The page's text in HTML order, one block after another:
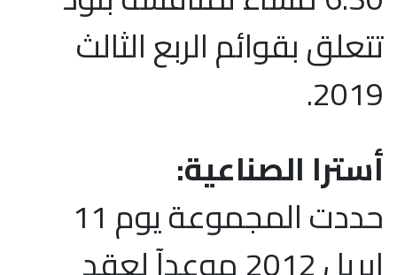
تتعلق بقوائم الربع الثالث
2019.
أسترا الصناعية:
حددت المجموعة يوم 11